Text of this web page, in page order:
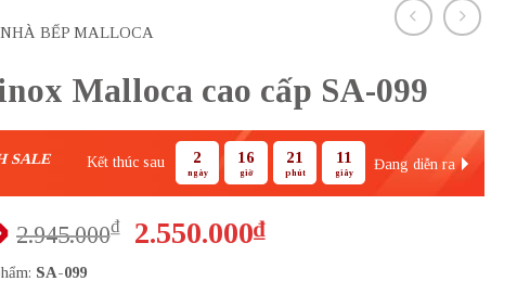
BẾP MALLOCA
Malloca cao cấp SA-099
SALE Kết thúc sau 2
ngày
16
giờ
21
phút
10
giây
Đang diễn ra
2.945.000₫
Giá
2.550.000₫Giá
SA-099